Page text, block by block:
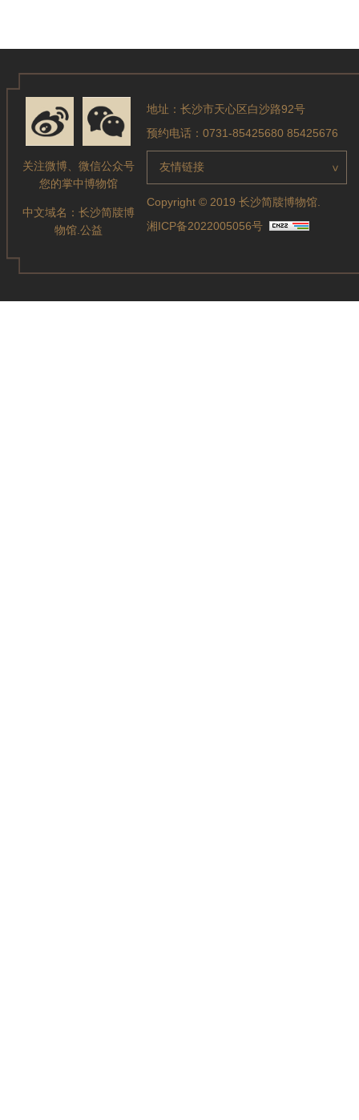
关注微博、微信公众号
您的掌中博物馆
中文域名： 长沙简牍博
物馆.公益
地址：长沙市天心区白沙路92号
预约电话：0731-85425680 85425676
友情链接 >
Copyright © 2019 长沙简牍博物馆.
湘ICP备2022005056号